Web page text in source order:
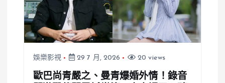
娛樂影視 29 7 月, 2026 20 views
歐巴尚青嚴之、曼青爆婚外情！錄音